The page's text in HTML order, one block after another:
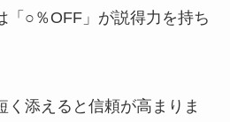
「○％OFF」が説得力を持ち
く添えると信頼が高まりま